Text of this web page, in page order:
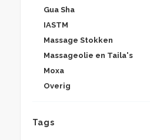
Gua Sha
IASTM
Massage Stokken
Massageolie en Taila's
Moxa
Overig
Tags